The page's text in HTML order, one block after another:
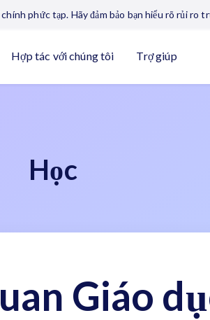
phức tạp. Hãy đảm bảo bạn hiểu rõ rủi ro
Hợp tác với chúng tôi Trợ giúp
Học
Giáo